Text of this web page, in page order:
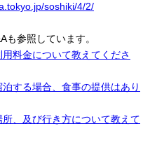
soshiki/4/2/
も参照しています。
料金について教えてくださ
する場合、食事の提供はあり
、及び行き方について教えて